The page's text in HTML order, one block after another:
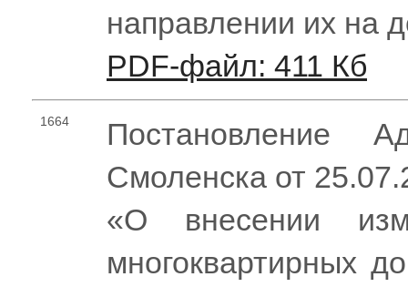
направлении их на
PDF-файл: 411 Кб
1664
Постановление
Смоленска от
«О внесении
многоквартирных